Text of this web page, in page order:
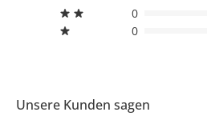
0
0
Unsere Kunden sagen